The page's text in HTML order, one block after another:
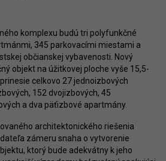
komplexu budú tri polyfunkčné
345 parkovacími miestami a
občianskej vybavenosti. Nový
objekt na úžitkovej ploche vyše 15,5-
celkovo 27 jednoizbových
152 dvojizbových, 45
a dva päťizbové apartmány.
architektonického riešenia
zámeru snaha o vytvorenie
ktorý bude adekvátny k jeho